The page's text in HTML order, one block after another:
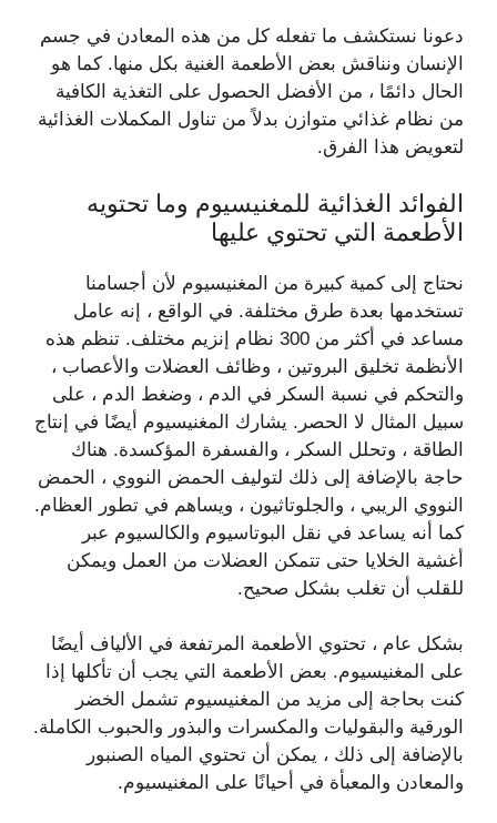
دعونا نستكشف ما تفعله كل من هذه المعادن في جسم
الإنسان ونناقش بعض الأطعمة الغنية بكل منها. كما هو
الحال دائمًا ، من الأفضل الحصول على التغذية الكافية
من نظام غذائي متوازن بدلاً من تناول المكملات الغذائية
لتعويض هذا الفرق.
الفوائد الغذائية للمغنيسيوم وما تحتويه
الأطعمة التي تحتوي عليها
نحتاج إلى كمية كبيرة من المغنيسيوم لأن أجسامنا
تستخدمها بعدة طرق مختلفة. في الواقع ، إنه عامل
مساعد في أكثر من 300 نظام إنزيم مختلف. تنظم هذه
الأنظمة تخليق البروتين ، وظائف العضلات والأعصاب ،
والتحكم في نسبة السكر في الدم ، وضغط الدم ، على
سبيل المثال لا الحصر. يشارك المغنيسيوم أيضًا في إنتاج
الطاقة ، وتحلل السكر ، والفسفرة المؤكسدة. هناك
حاجة بالإضافة إلى ذلك لتوليف الحمض النووي ، الحمض
النووي الريبي ، والجلوتاثيون ، ويساهم في تطور العظام.
كما أنه يساعد في نقل البوتاسيوم والكالسيوم عبر
أغشية الخلايا حتى تتمكن العضلات من العمل ويمكن
للقلب أن تغلب بشكل صحيح.
بشكل عام ، تحتوي الأطعمة المرتفعة في الألياف أيضًا
على المغنيسيوم. بعض الأطعمة التي يجب أن تأكلها إذا
كنت بحاجة إلى مزيد من المغنيسيوم تشمل الخضر
الورقية والبقوليات والمكسرات والبذور والحبوب الكاملة.
بالإضافة إلى ذلك ، يمكن أن تحتوي المياه الصنبور
والمعادن والمعبأة في أحيانًا على المغنيسيوم.